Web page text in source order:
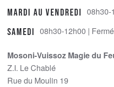
Mardi au Vendredi 08h30-
Samedi 08h30-12h00 |
Mosoni-Vuissoz Magie du
Z.I. Le Chablé
Rue du Moulin 19